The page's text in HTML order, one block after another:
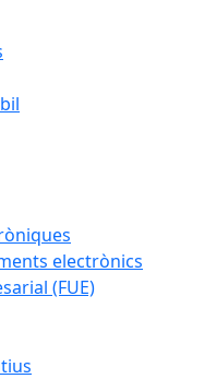
electrònics
(FUE)